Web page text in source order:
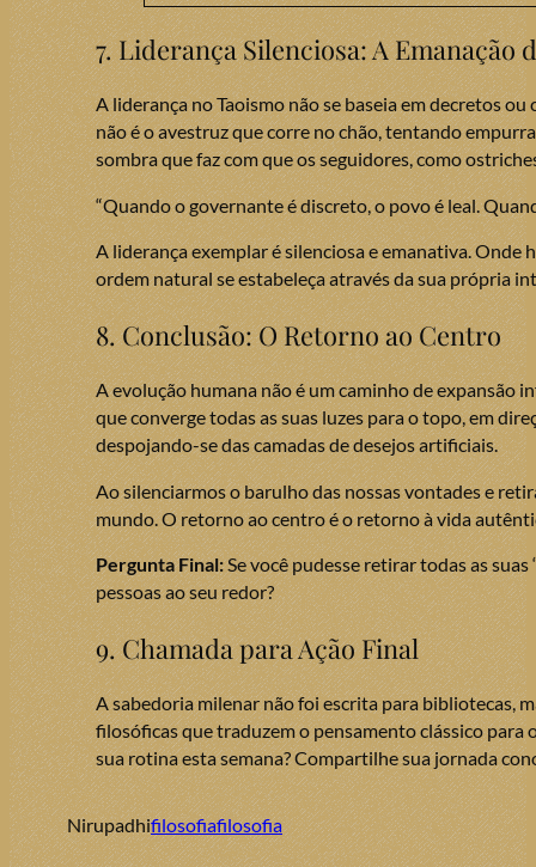
7. Liderança Silenciosa: A Emanação
A liderança no Taoismo não se baseia em decretos ou
não é o avestruz que corre no chão, tentando
sombra que faz com que os seguidores, como
“Quando o governante é discreto, o povo é leal.
A liderança exemplar é silenciosa e emanativa. Onde
ordem natural se estabeleça através da sua própria
8. Conclusão: O Retorno ao Centro
A evolução humana não é um caminho de expansão
que converge todas as suas luzes para o topo, em
despojando-se das camadas de desejos artificiais.
Ao silenciarmos o barulho das nossas vontades e
mundo. O retorno ao centro é o retorno à vida
Pergunta Final:Se você pudesse retirar todas as
pessoas ao seu redor?
9. Chamada para Ação Final
A sabedoria milenar não foi escrita para bibliotecas,
filosóficas que traduzem o pensamento clássico para
sua rotina esta semana? Compartilhe sua jornada
Nirupadhifilosofiafilosofia